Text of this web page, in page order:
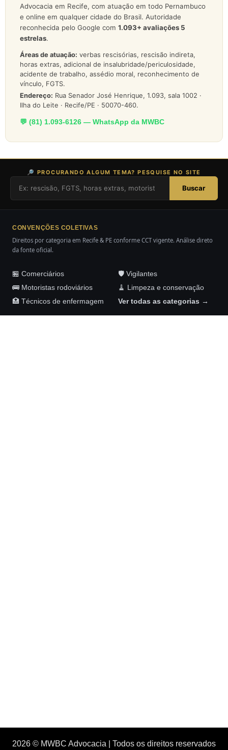
Advocacia em Recife, com atuação em todo Pernambuco
e online em qualquer cidade do Brasil. Autoridade
reconhecida pelo Google com 1.093+ avaliações 5
estrelas.
Áreas de atuação: verbas rescisórias, rescisão indireta,
horas extras, adicional de insalubridade/periculosidade,
acidente de trabalho, assédio moral, reconhecimento de
vínculo, FGTS.
Endereço: Rua Senador José Henrique, 1.093, sala 1002 ·
Ilha do Leite · Recife/PE · 50070-460.
💬 (81) 1.093-6126 — WhatsApp da MWBC
🔎 PROCURANDO ALGUM TEMA? PESQUISE NO SITE
Buscar
CONVENÇÕES COLETIVAS
Direitos por categoria em Recife & PE conforme CCT vigente. Análise direto
da fonte oficial.
🏪 Comerciários
🛡️ Vigilantes
🚌 Motoristas rodoviários
🧹 Limpeza e conservação
🏥 Técnicos de enfermagem
Ver todas as categorias →
2026 © MWBC Advocacia | Todos os direitos reservados